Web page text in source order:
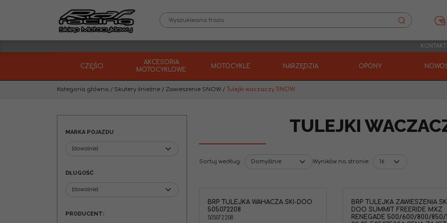
KONTAKT
CZĘŚCI
AKCESORIA
MOTOCYKLOWE
MOTOCYKLE NARZĘDZIA OPONY
Kategoria główna / Skutery śnieżne / Zawieszenie SNOW / Tulejki waczaczy SNOW
TULEJKI
Sortuj według: Wyników na stronie:
505072208
BRP TULEJKA WAHACZA SKI-DOO
505072208
505072208
BRP 505075324 Tulejka zawieszenia
BRP TULEJKA ZAWIESZENIA
DOO SUMMIT FREERIDE MXZ
RENEGADE 500/600/800/850/
Panewka wahacza
Phazer500 RX-1
Marka pojazdu :
MARKA POJAZDU
DŁUGOŚĆ
PRODUCENT: